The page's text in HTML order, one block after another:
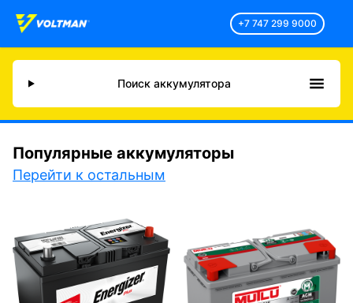
+7 747 299 9000
Поиск аккумулятора
Популярные аккумуляторы
Перейти к остальным